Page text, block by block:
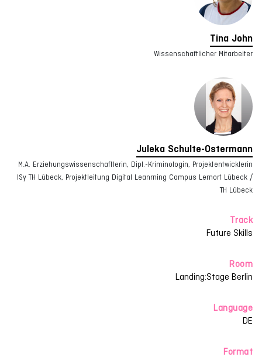
Tina John
Wissenschaftlicher Mitarbeiter
Juleka Schulte-Ostermann
M.A. Erziehungswissenschaftlerin, Dipl.-Kriminologin, Projektentwicklerin
ISy TH Lübeck, Projektleitung Digital Leanrning Campus Lernort Lübeck /
TH Lübeck
Track
Future Skills
Room
Landing:Stage Berlin
Language
DE
Format